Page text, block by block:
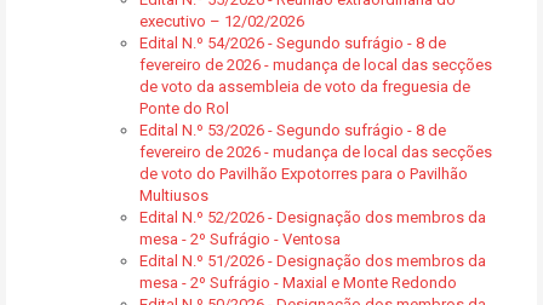
executivo – 12/02/2026
Edital N.º 54/2026 - Segundo sufrágio - 8 de
fevereiro de 2026 - mudança de local das secções
de voto da assembleia de voto da freguesia de
Ponte do Rol
Edital N.º 53/2026 - Segundo sufrágio - 8 de
fevereiro de 2026 - mudança de local das secções
de voto do Pavilhão Expotorres para o Pavilhão
Multiusos
Edital N.º 52/2026 - Designação dos membros da
mesa - 2º Sufrágio - Ventosa
Edital N.º 51/2026 - Designação dos membros da
mesa - 2º Sufrágio - Maxial e Monte Redondo